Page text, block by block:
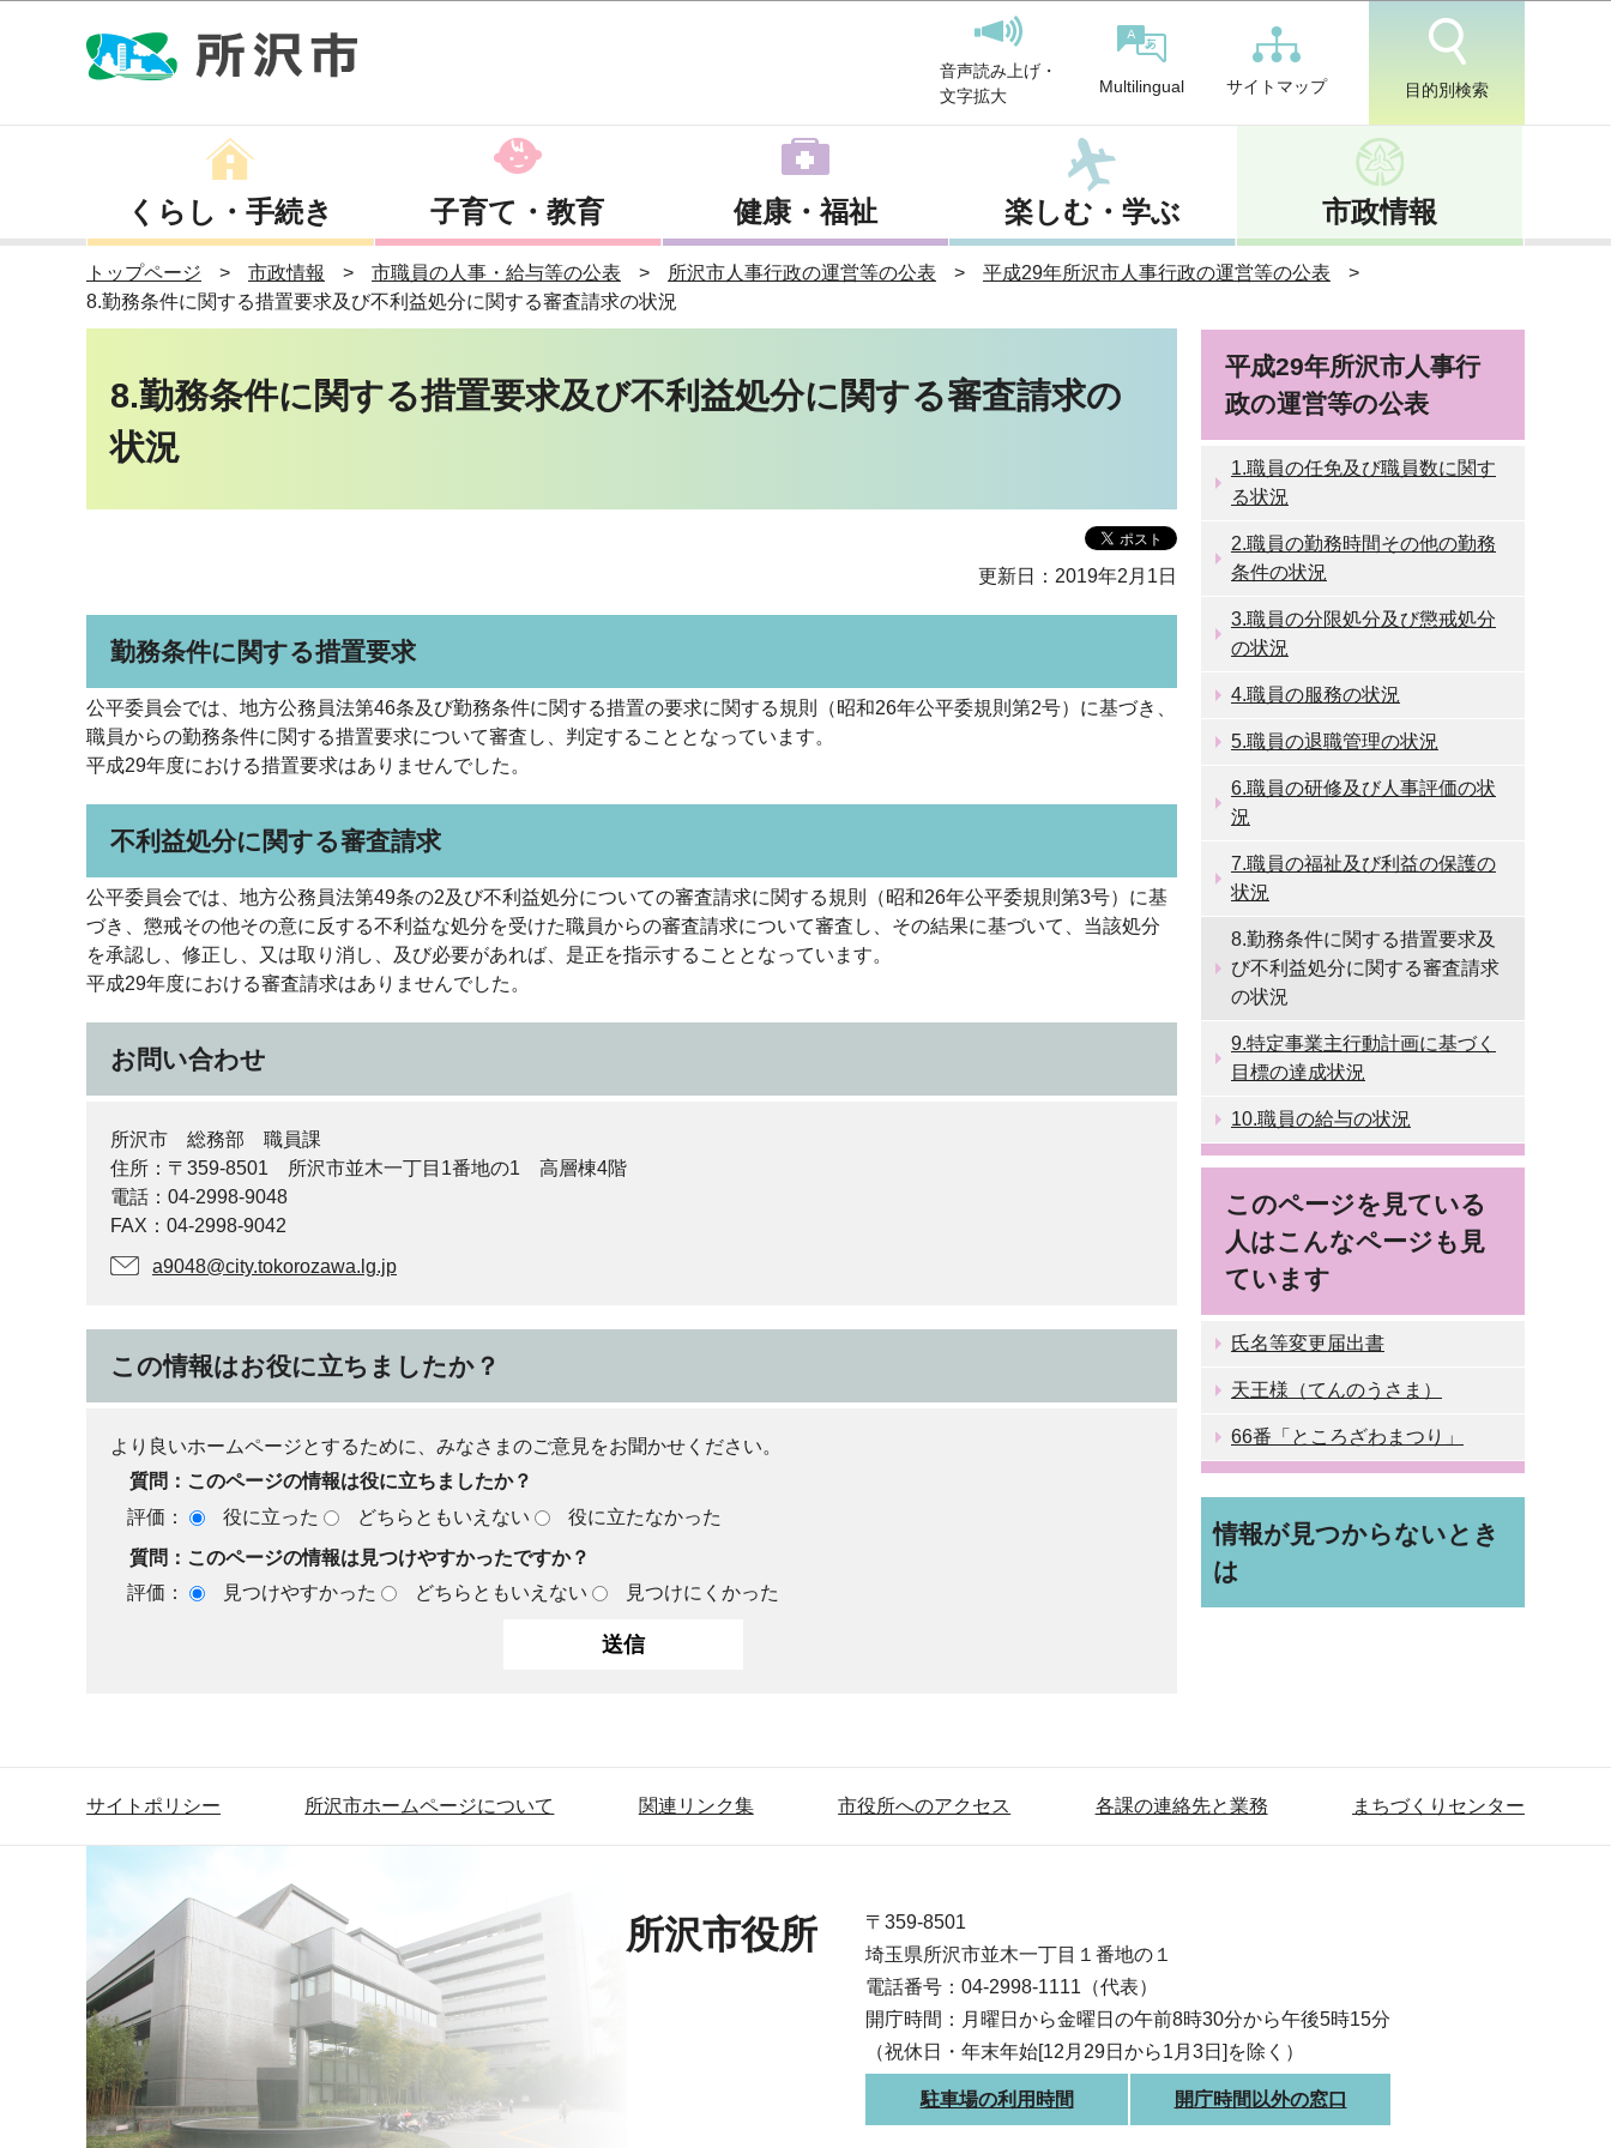
音声読み上げ・
文字拡大
Multilingual サイトマップ 目的別検索
くらし・手続き 子育て・教育 健康・福祉 楽しむ・学ぶ 市政情報
トップページ 市政情報 市職員の人事・給与等の公表 所沢市人事行政の運営等の公表
平成29年所沢市人事行政の運営等の公表
8.勤務条件に関する措置要求及び不利益処分に関する審査請求の状況
8.勤務条件に関する措置要求及び不利益処分に関する審査請求の
状況
更新日：2019年2月1日
勤務条件に関する措置要求
公平委員会では、地方公務員法第46条及び勤務条件に関する措置の要求に関する規則（昭和26年公平委規則第2号）に基づき、
職員からの勤務条件に関する措置要求について審査し、判定することとなっています。
平成29年度における措置要求はありませんでした。
不利益処分に関する審査請求
公平委員会では、地方公務員法第49条の2及び不利益処分についての審査請求に関する規則（昭和26年公平委規則第3号）に基
づき、懲戒その他その意に反する不利益な処分を受けた職員からの審査請求について審査し、その結果に基づいて、当該処分
を承認し、修正し、又は取り消し、及び必要があれば、是正を指示することとなっています。
平成29年度における審査請求はありませんでした。
お問い合わせ
所沢市 総務部 職員課
住所：〒359-8501 所沢市並木一丁目1番地の1 高層棟4階
電話：04-2998-9048
FAX：04-2998-9042
a9048@city.tokorozawa.lg.jp
この情報はお役に立ちましたか？
より良いホームページとするために、みなさまのご意見をお聞かせください。
質問：このページの情報は役に立ちましたか？
評価：
役に立った どちらともいえない
役に立たなかった
質問：このページの情報は見つけやすかったですか？
評価：
見つけやすかった どちらともいえない 見つけにくかった
平成29年所沢市人事行
政の運営等の公表
1.職員の任免及び職員数に関す
る状況
2.職員の勤務時間その他の勤務
条件の状況
3.職員の分限処分及び懲戒処分
の状況
4.職員の服務の状況
5.職員の退職管理の状況
6.職員の研修及び人事評価の状
況
7.職員の福祉及び利益の保護の
状況
8.勤務条件に関する措置要求及
び不利益処分に関する審査請求
の状況
9.特定事業主行動計画に基づく
目標の達成状況
10.職員の給与の状況
このページを見ている
人はこんなページも見
ています
氏名等変更届出書
天王様（てんのうさま）
66番「ところざわまつり」
情報が見つからないとき
は
サイトポリシー 所沢市ホームページについて 関連リンク集 市役所へのアクセス 各課の連絡先と業務 まちづくりセンター
所沢市役所
〒359-8501
埼玉県所沢市並木一丁目１番地の１
電話番号：04-2998-1111（代表）
開庁時間：月曜日から金曜日の午前8時30分から午後5時15分
（祝休日・年末年始[12月29日から1月3日]を除く）
駐車場の利用時間 開庁時間以外の窓口